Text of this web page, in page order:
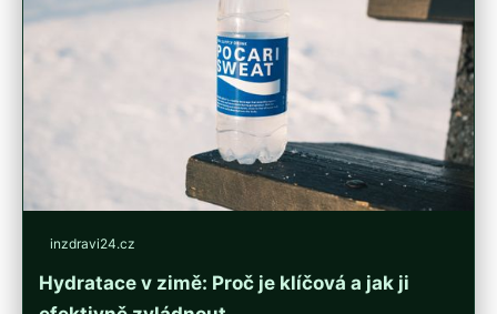
inzdravi24.cz
Hydratace v zimě: Proč je klíčová a jak ji